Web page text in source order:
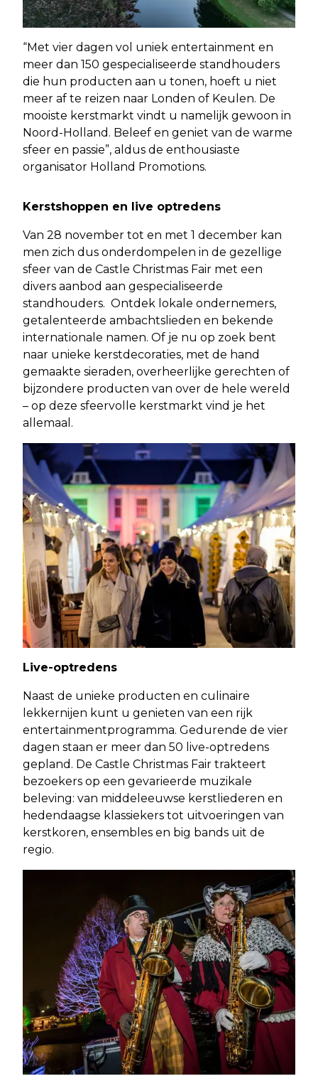
“Met vier dagen vol uniek entertainment en
meer dan 150 gespecialiseerde standhouders
die hun producten aan u tonen, hoeft u niet
meer af te reizen naar Londen of Keulen. De
mooiste kerstmarkt vindt u namelijk gewoon in
Noord-Holland. Beleef en geniet van de warme
sfeer en passie”, aldus de enthousiaste
organisator Holland Promotions.
Kerstshoppen en live optredens
Van 28 november tot en met 1 december kan
men zich dus onderdompelen in de gezellige
sfeer van de Castle Christmas Fair met een
divers aanbod aan gespecialiseerde
standhouders. Ontdek lokale ondernemers,
getalenteerde ambachtslieden en bekende
internationale namen. Of je nu op zoek bent
naar unieke kerstdecoraties, met de hand
gemaakte sieraden, overheerlijke gerechten of
bijzondere producten van over de hele wereld
– op deze sfeervolle kerstmarkt vind je het
allemaal.
Live-optredens
Naast de unieke producten en culinaire
lekkernijen kunt u genieten van een rijk
entertainmentprogramma. Gedurende de vier
dagen staan er meer dan 50 live-optredens
gepland. De Castle Christmas Fair trakteert
bezoekers op een gevarieerde muzikale
beleving: van middeleeuwse kerstliederen en
hedendaagse klassiekers tot uitvoeringen van
kerstkoren, ensembles en big bands uit de
regio.